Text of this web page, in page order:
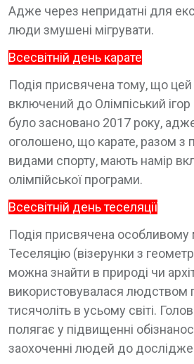
Адже через непридатні для
люди змушені мігрувати.
Всесвітній день карате
Подія присвячена тому, що
включений до Олімпіський
було засновано 2017 року,
оголошено, що карате, разом з
видами спорту, мають намір
олімпійської програми.
Всесвітній день теселяції
Подія присвячена особливому
Теселяцію (візерунки з
можна знайти в природі чи
використовувалася людством
тисячоліть в усьому світі.
полягає у підвищенні
заохоченні людей до